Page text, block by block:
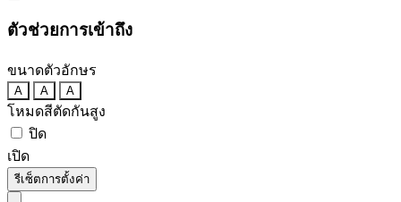
ตัวช่วยการเข้าถึง
ขนาดตัวอักษร
A A A
โหมดสีตัดกันสูง
ปิด
เปิด
รีเซ็ตการตั้งค่า